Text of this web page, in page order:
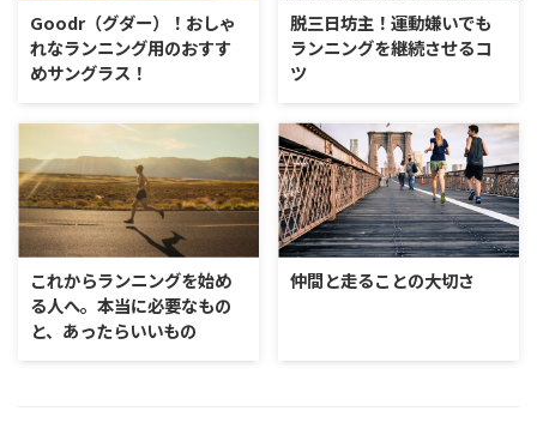
Goodr（グダー）！おしゃ
れなランニング用のおすす
めサングラス！
脱三日坊主！運動嫌いでも
ランニングを継続させるコ
ツ
これからランニングを始め
る人へ。本当に必要なもの
と、あったらいいもの
仲間と走ることの大切さ